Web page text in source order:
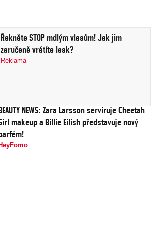
Řekněte STOP mdlým vlasům! Jak jim
zaručeně vrátíte lesk?
Reklama
NEWS: Zara Larsson servíruje Cheetah
makeup a Billie Eilish představuje nový